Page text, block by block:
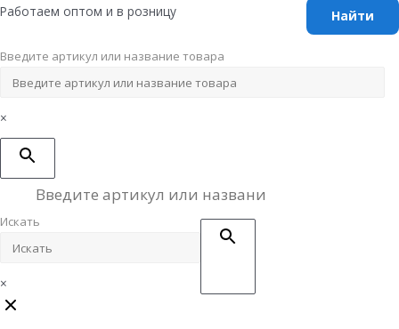
Перейти
содержимому
Работаем оптом и в розницу
Введите артикул или название товара
×
Искать
×